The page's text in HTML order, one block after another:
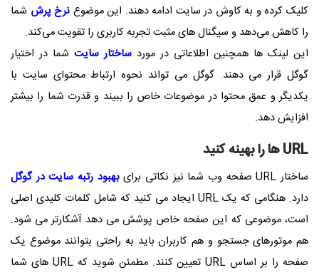
کلیک کرده و به کاوش در سایت ادامه دهند. این موضوع نرخ پرش شما
را کاهش می‌دهد و سیگنال های مثبت تجربه کاربری را تقویت می‌کند.
این لینک ها همچنین اطلاعاتی در مورد ساختار سایت شما در اختیار
گوگل قرار می دهند. گوگل می تواند نحوه ارتباط محتوای سایت با
یکدیگر و عمق محتوا در موضوعات خاص را ببیند و قدرت شما را بیشتر
افزایش دهد.
URL ها را بهینه کنید
ساختار URL صفحه وب شما نیز نکاتی برای
بهبود رتبه سایت در گوگل
دارد. هنگامی که یک URL ایجاد می کنید که شامل کلمات کلیدی اصلی
است، موضوعی که این صفحه خاص پوشش می دهد آشکارتر می شود.
هم موتورهای جستجو و هم کاربران باید به راحتی بتوانند موضوع یک
صفحه را بر اساس URL تعیین کنند. مطمئن شوید که URL های شما